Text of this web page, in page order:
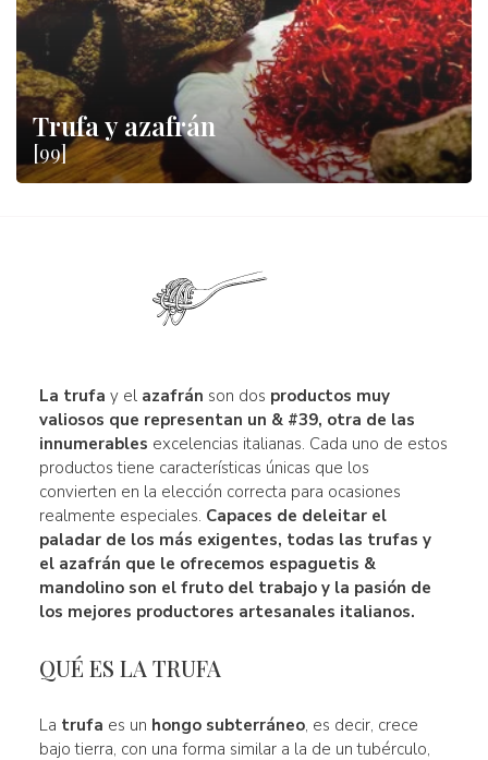
Trufa y azafrán
[99]
La trufa y el azafrán son dos productos muy
valiosos que representan un & #39, otra de las
innumerables excelencias italianas. Cada uno de estos
productos tiene características únicas que los
convierten en la elección correcta para ocasiones
realmente especiales. Capaces de deleitar el
paladar de los más exigentes, todas las trufas y
el azafrán que le ofrecemos espaguetis &
mandolino son el fruto del trabajo y la pasión de
los mejores productores artesanales italianos.
QUÉ ES LA TRUFA
La trufa es un hongo subterráneo, es decir, crece
bajo tierra, con una forma similar a la de un tubérculo,